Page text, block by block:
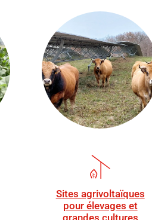
Sites agrivoltaïques
pour élevages et